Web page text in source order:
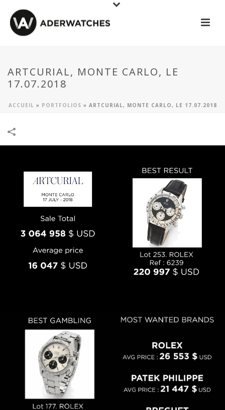
ARTCURIAL, MONTE CARLO, LE
17.07.2018
ACCUEIL » PORTFOLIOS » ARTCURIAL, MONTE CARLO, LE 17.07.2018